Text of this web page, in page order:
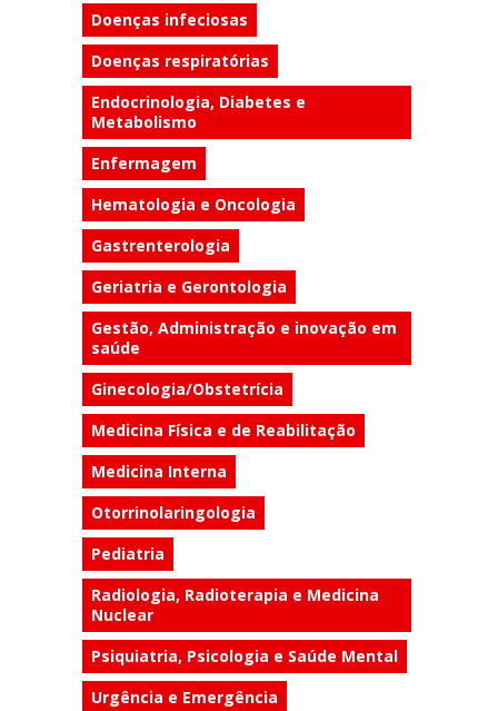
Doenças infeciosas
Doenças respiratórias
Endocrinologia, Diabetes e
Metabolismo
Enfermagem
Hematologia e Oncologia
Gastrenterologia
Geriatria e Gerontologia
Gestão, Administração e inovação em
saúde
Ginecologia/Obstetrícia
Medicina Física e de Reabilitação
Medicina Interna
Otorrinolaringologia
Pediatria
Radiologia, Radioterapia e Medicina
Nuclear
Psiquiatria, Psicologia e Saúde Mental
Urgência e Emergência